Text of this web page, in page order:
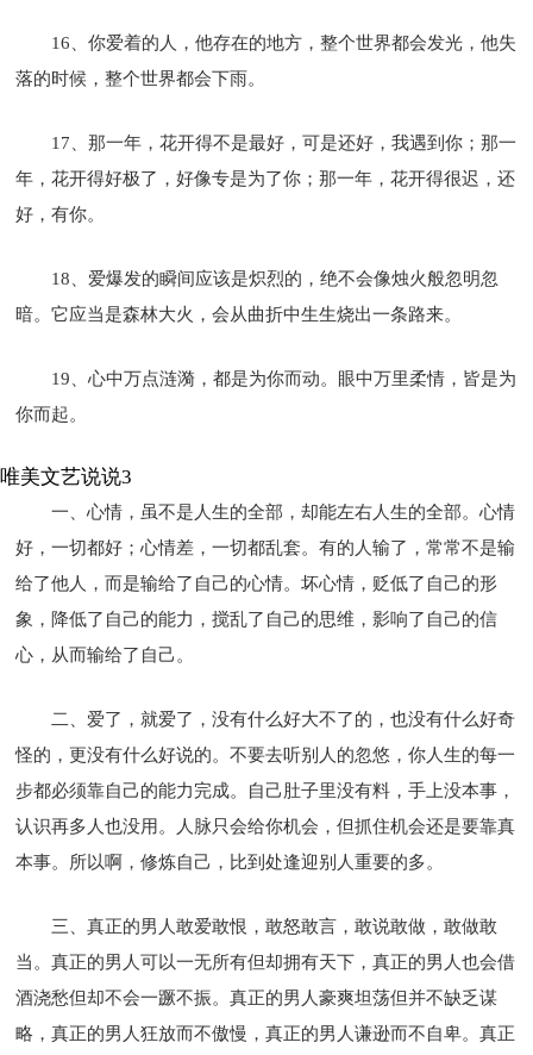
16、你爱着的人，他存在的地方，整个世界都会发光，他失
落的时候，整个世界都会下雨。
17、那一年，花开得不是最好，可是还好，我遇到你；那一
年，花开得好极了，好像专是为了你；那一年，花开得很迟，还
好，有你。
18、爱爆发的瞬间应该是炽烈的，绝不会像烛火般忽明忽
暗。它应当是森林大火，会从曲折中生生烧出一条路来。
19、心中万点涟漪，都是为你而动。眼中万里柔情，皆是为
你而起。
唯美文艺说说3
一、心情，虽不是人生的全部，却能左右人生的全部。心情
好，一切都好；心情差，一切都乱套。有的人输了，常常不是输
给了他人，而是输给了自己的心情。坏心情，贬低了自己的形
象，降低了自己的能力，搅乱了自己的思维，影响了自己的信
心，从而输给了自己。
二、爱了，就爱了，没有什么好大不了的，也没有什么好奇
怪的，更没有什么好说的。不要去听别人的忽悠，你人生的每一
步都必须靠自己的能力完成。自己肚子里没有料，手上没本事，
认识再多人也没用。人脉只会给你机会，但抓住机会还是要靠真
本事。所以啊，修炼自己，比到处逢迎别人重要的多。
三、真正的男人敢爱敢恨，敢怒敢言，敢说敢做，敢做敢
当。真正的男人可以一无所有但却拥有天下，真正的男人也会借
酒浇愁但却不会一蹶不振。真正的男人豪爽坦荡但并不缺乏谋
略，真正的男人狂放而不傲慢，真正的男人谦逊而不自卑。真正